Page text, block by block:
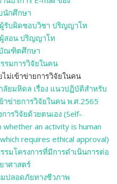
นักศึกษา
รับผิดชอบวิชา ปริญญาโท
สอน ปริญญาโท
ณฑิตศึกษา
รมการวิจัยในคน
ม่เข้าข่ายการวิจัยในคน
ลัยมหิดล เรื่อง แนวปฏิบัติสำหรับ
าข่ายการวิจัยในคน พ.ศ.2565
ารวิจัยด้วยตนเอง (Self-
an activity is human
requires ethical approval)
รมโครงการที่มีการดำเนินการต่อ
าศาสตร์
ปลอดภัยทางชีวภาพ